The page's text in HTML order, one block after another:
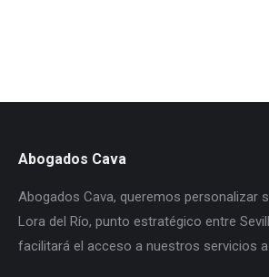
Abogados Cava
Abogados Cava, queremos personalizar
Lora del Río, punto estratégico entre
facilitará el acceso a nuestros servicios